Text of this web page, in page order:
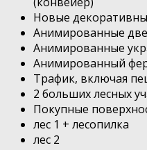
Новые
Анимированные
Анимированные
Анимированный
Трафик, включая
2 больших лесных
Покупные
лес 1 + лесопилка
лес 2